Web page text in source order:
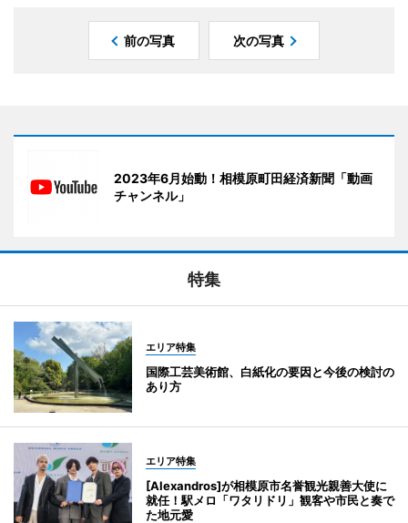
前の写真 次の写真
2023年6月始動！相模原町田経済新聞「動画
チャンネル」
特集
エリア特集
国際工芸美術館、白紙化の要因と今後の検討の
あり方
エリア特集
[Alexandros]が相模原市名誉観光親善大使に
就任！駅メロ「ワタリドリ」観客や市民と奏で
た地元愛